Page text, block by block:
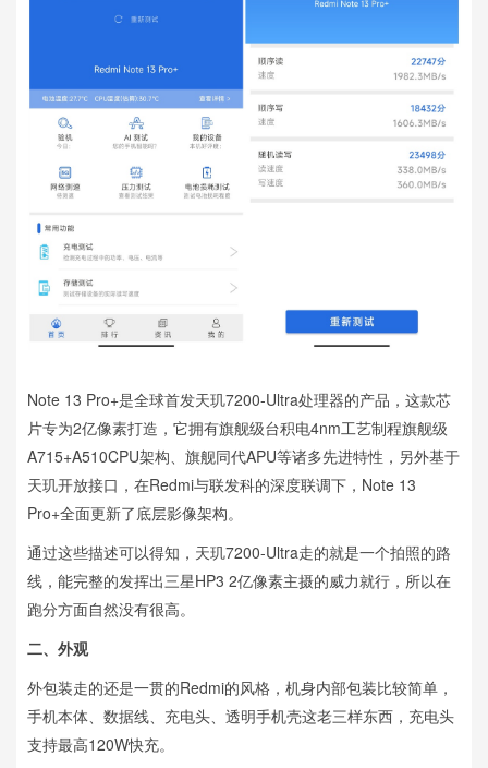
Note 13 Pro+是全球首发天玑7200-Ultra处理器的产品，这款芯
片专为2亿像素打造，它拥有旗舰级台积电4nm工艺制程旗舰级
A715+A510CPU架构、旗舰同代APU等诸多先进特性，另外基于
天玑开放接口，在Redmi与联发科的深度联调下，Note 13
Pro+全面更新了底层影像架构。
通过这些描述可以得知，天玑7200-Ultra走的就是一个拍照的路
线，能完整的发挥出三星HP3 2亿像素主摄的威力就行，所以在
跑分方面自然没有很高。
二、外观
外包装走的还是一贯的Redmi的风格，机身内部包装比较简单，
手机本体、数据线、充电头、透明手机壳这老三样东西，充电头
支持最高120W快充。